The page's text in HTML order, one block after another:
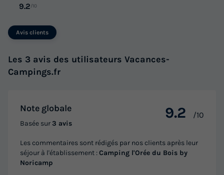
9.2/10
Avis clients
Les 3 avis des utilisateurs Vacances-
Campings.fr
Note globale
Basée sur3 avis
9.2 /10
Les commentaires sont rédigés par nos clients après leur
séjour à l'établissement :Camping l'Orée du Bois by
Noricamp